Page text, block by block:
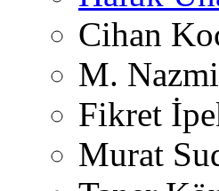
Cihan
M.
Fikret
Murat